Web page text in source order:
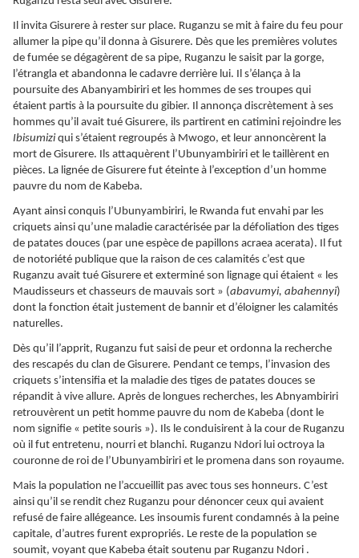
Il invita Gisurere à rester sur place. Ruganzu se mit à faire du feu pour
allumer la pipe qu’il donna à Gisurere. Dès que les premières volutes
de fumée se dégagèrent de sa pipe, Ruganzu le saisit par la gorge,
l’étrangla et abandonna le cadavre derrière lui. Il s’élança à la
poursuite des Abanyambiriri et les hommes de ses troupes qui
étaient partis à la poursuite du gibier. Il annonça discrètement à ses
hommes qu’il avait tué Gisurere, ils partirent en catimini rejoindre les
Ibisumizi qui s’étaient regroupés à Mwogo, et leur annoncèrent la
mort de Gisurere. Ils attaquèrent l’Ubunyambiriri et le taillèrent en
pièces. La lignée de Gisurere fut éteinte à l’exception d’un homme
pauvre du nom de Kabeba.
Ayant ainsi conquis l’Ubunyambiriri, le Rwanda fut envahi par les
criquets ainsi qu’une maladie caractérisée par la défoliation des tiges
de patates douces (par une espèce de papillons acraea acerata). Il fut
de notoriété publique que la raison de ces calamités c’est que
Ruganzu avait tué Gisurere et exterminé son lignage qui étaient « les
Maudisseurs et chasseurs de mauvais sort » (abavumyi, abahennyi)
dont la fonction était justement de bannir et d’éloigner les calamités
naturelles.
Dès qu’il l’apprit, Ruganzu fut saisi de peur et ordonna la recherche
des rescapés du clan de Gisurere. Pendant ce temps, l’invasion des
criquets s’intensifia et la maladie des tiges de patates douces se
répandit à vive allure. Après de longues recherches, les Abnyambiriri
retrouvèrent un petit homme pauvre du nom de Kabeba (dont le
nom signifie « petite souris »). Ils le conduisirent à la cour de Ruganzu
où il fut entretenu, nourri et blanchi. Ruganzu Ndori lui octroya la
couronne de roi de l’Ubunyambiriri et le promena dans son royaume.
Mais la population ne l’accueillit pas avec tous ses honneurs. C’est
ainsi qu’il se rendit chez Ruganzu pour dénoncer ceux qui avaient
refusé de faire allégeance. Les insoumis furent condamnés à la peine
capitale, d’autres furent expropriés. Le reste de la population se
soumit, voyant que Kabeba était soutenu par Ruganzu Ndori .